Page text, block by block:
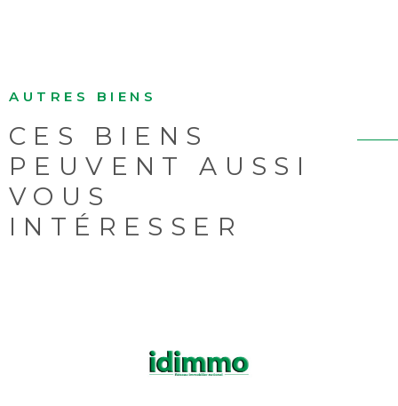
AUTRES BIENS
CES BIENS
PEUVENT AUSSI
VOUS
INTÉRESSER
VOIR LE BIEN